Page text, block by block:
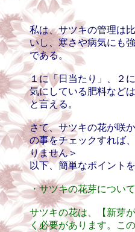
私は、サツキの管理は
いし、寒さや病気にも
である。
１に「日当たり」、２
気にしている肥料など
と言える。
さて、サツキの花が咲
の事をチェックすれば
りません＞
以下、簡単なポイント
・サツキの花芽について
サツキの花は、【新芽
く必要があります。こ